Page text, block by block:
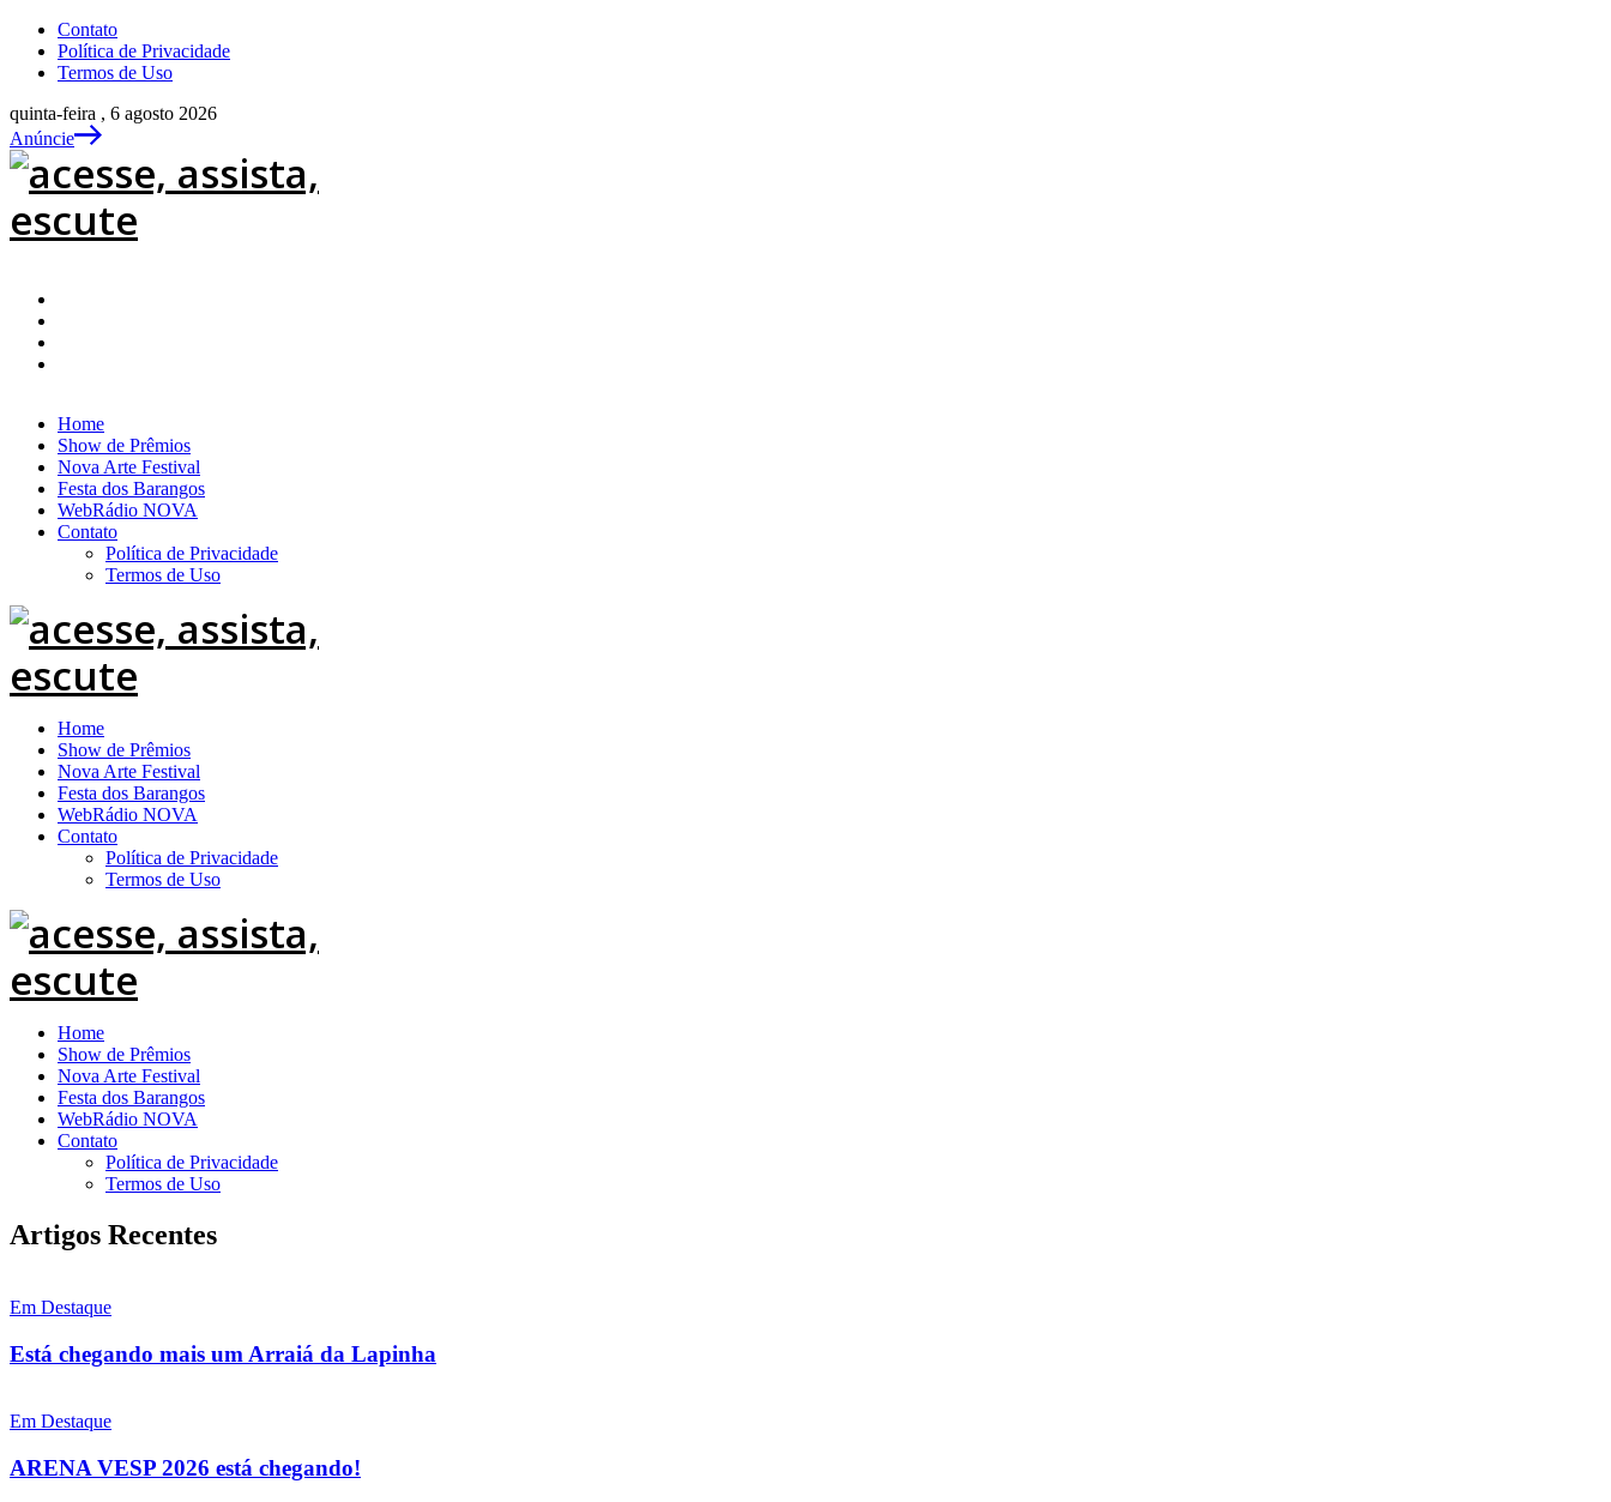
Contato
Política de Privacidade
Termos de Uso
quinta-feira , 6 agosto 2026
Anúncie
Home
Show de Prêmios
Nova Arte Festival
Festa dos Barangos
WebRádio NOVA
Contato
Política de Privacidade
Termos de Uso
Home
Show de Prêmios
Nova Arte Festival
Festa dos Barangos
WebRádio NOVA
Contato
Política de Privacidade
Termos de Uso
Home
Show de Prêmios
Nova Arte Festival
Festa dos Barangos
WebRádio NOVA
Contato
Política de Privacidade
Termos de Uso
Artigos Recentes
Em Destaque
Está chegando mais um Arraiá da Lapinha
Em Destaque
ARENA VESP 2026 está chegando!